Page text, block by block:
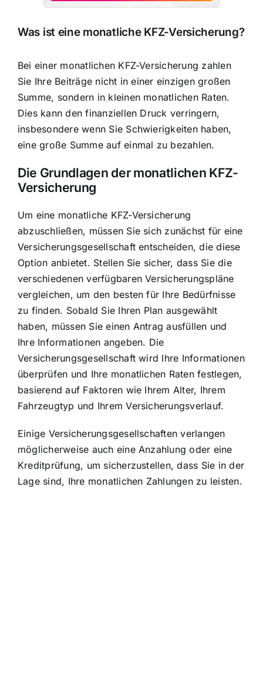
Was ist eine monatliche KFZ-Versicherung?
Bei einer monatlichen KFZ-Versicherung zahlen
Sie Ihre Beiträge nicht in einer einzigen großen
Summe, sondern in kleinen monatlichen Raten.
Dies kann den finanziellen Druck verringern,
insbesondere wenn Sie Schwierigkeiten haben,
eine große Summe auf einmal zu bezahlen.
Die Grundlagen der monatlichen KFZ-
Versicherung
Um eine monatliche KFZ-Versicherung
abzuschließen, müssen Sie sich zunächst für eine
Versicherungsgesellschaft entscheiden, die diese
Option anbietet. Stellen Sie sicher, dass Sie die
verschiedenen verfügbaren Versicherungspläne
vergleichen, um den besten für Ihre Bedürfnisse
zu finden. Sobald Sie Ihren Plan ausgewählt
haben, müssen Sie einen Antrag ausfüllen und
Ihre Informationen angeben. Die
Versicherungsgesellschaft wird Ihre Informationen
überprüfen und Ihre monatlichen Raten festlegen,
basierend auf Faktoren wie Ihrem Alter, Ihrem
Fahrzeugtyp und Ihrem Versicherungsverlauf.
Einige Versicherungsgesellschaften verlangen
möglicherweise auch eine Anzahlung oder eine
Kreditprüfung, um sicherzustellen, dass Sie in der
Lage sind, Ihre monatlichen Zahlungen zu leisten.